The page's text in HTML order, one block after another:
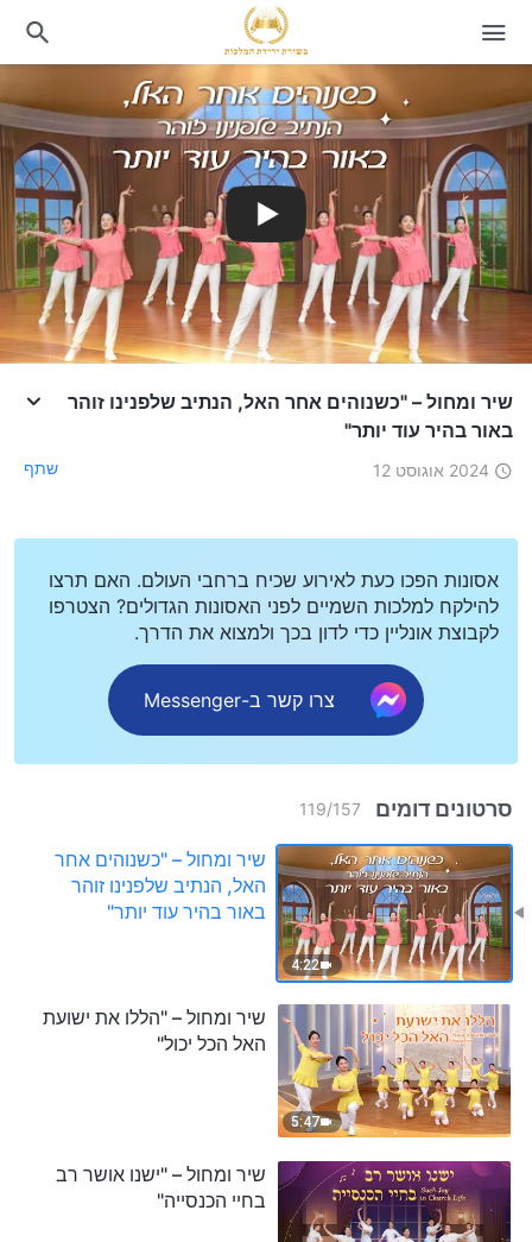
שיר ומחול – "כשנוהים אחר האל, הנתיב שלפנינו זוהר
באור בהיר עוד יותר"
2024 אוגוסט 12 שתף
אסונות הפכו כעת לאירוע שכיח ברחבי העולם. האם תרצו
להילקח למלכות השמיים לפני האסונות הגדולים? הצטרפו
לקבוצת אונליין כדי לדון בכך ולמצוא את הדרך.
צרו קשר ב-Messenger
סרטונים דומים 119/157
4:22
שיר ומחול – "כשנוהים אחר
האל, הנתיב שלפנינו זוהר
באור בהיר עוד יותר"
5:47
שיר ומחול – "הללו את ישועת
האל הכל יכול"
שיר ומחול – "ישנו אושר רב
בחיי הכנסייה"